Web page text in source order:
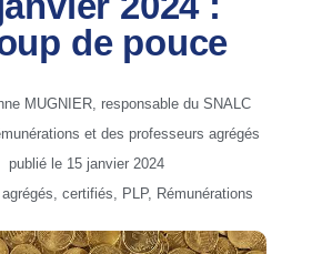
de pouce
MUGNIER, responsable du SNALC
et des professeurs agrégés
publié le 15 janvier 2024
certifiés, PLP, Rémunérations